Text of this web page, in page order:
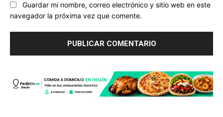
Guardar mi nombre, correo electrónico y sitio web en este
navegador la próxima vez que comente.